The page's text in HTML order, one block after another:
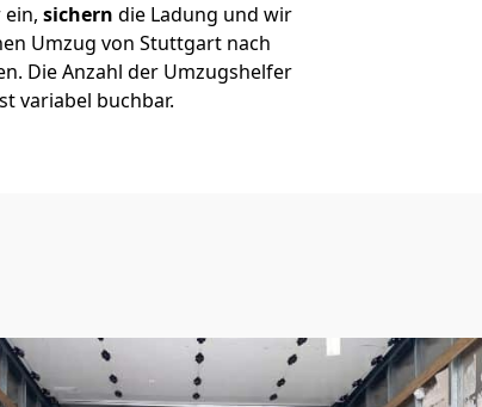
sichern die Ladung und wir
Umzug von Stuttgart nach
Die Anzahl der Umzugshelfer
variabel buchbar.